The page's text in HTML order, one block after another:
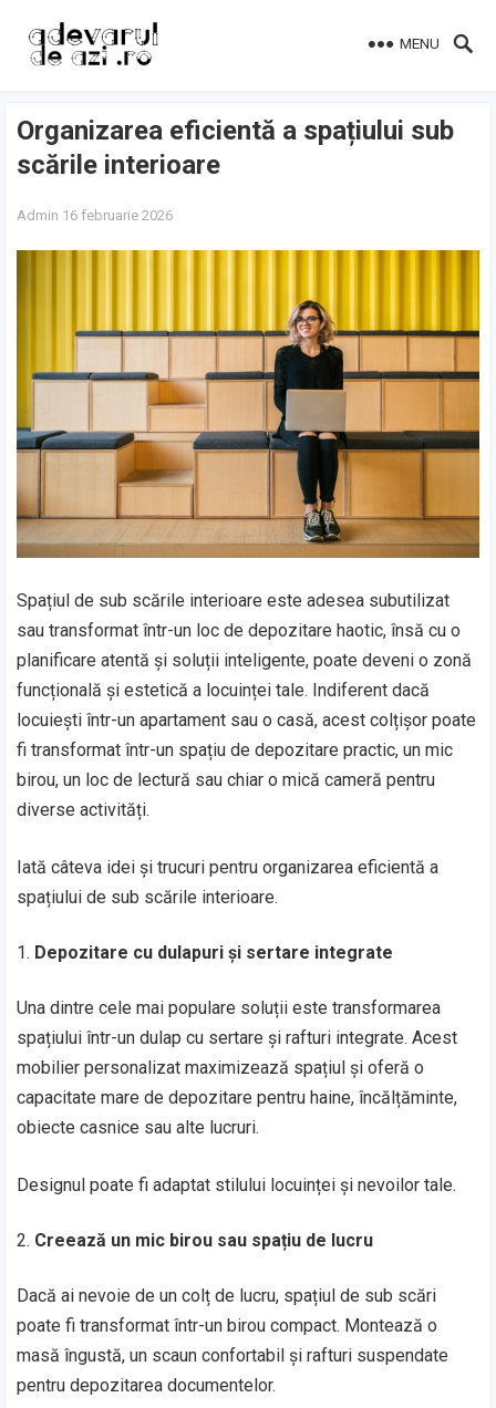
MENU
Organizarea eficientă a spațiului sub
scările interioare
Admin 16 februarie 2026
Spațiul de sub scările interioare este adesea subutilizat
sau transformat într-un loc de depozitare haotic, însă cu o
planificare atentă și soluții inteligente, poate deveni o zonă
funcțională și estetică a locuinței tale. Indiferent dacă
locuiești într-un apartament sau o casă, acest colțișor poate
fi transformat într-un spațiu de depozitare practic, un mic
birou, un loc de lectură sau chiar o mică cameră pentru
diverse activități.
Iată câteva idei și trucuri pentru organizarea eficientă a
spațiului de sub scările interioare.
Depozitare cu dulapuri și sertare integrate
Una dintre cele mai populare soluții este transformarea
spațiului într-un dulap cu sertare și rafturi integrate. Acest
mobilier personalizat maximizează spațiul și oferă o
capacitate mare de depozitare pentru haine, încălțăminte,
obiecte casnice sau alte lucruri.
Designul poate fi adaptat stilului locuinței și nevoilor tale.
Creează un mic birou sau spațiu de lucru
Dacă ai nevoie de un colț de lucru, spațiul de sub scări
poate fi transformat într-un birou compact. Montează o
masă îngustă, un scaun confortabil și rafturi suspendate
pentru depozitarea documentelor.